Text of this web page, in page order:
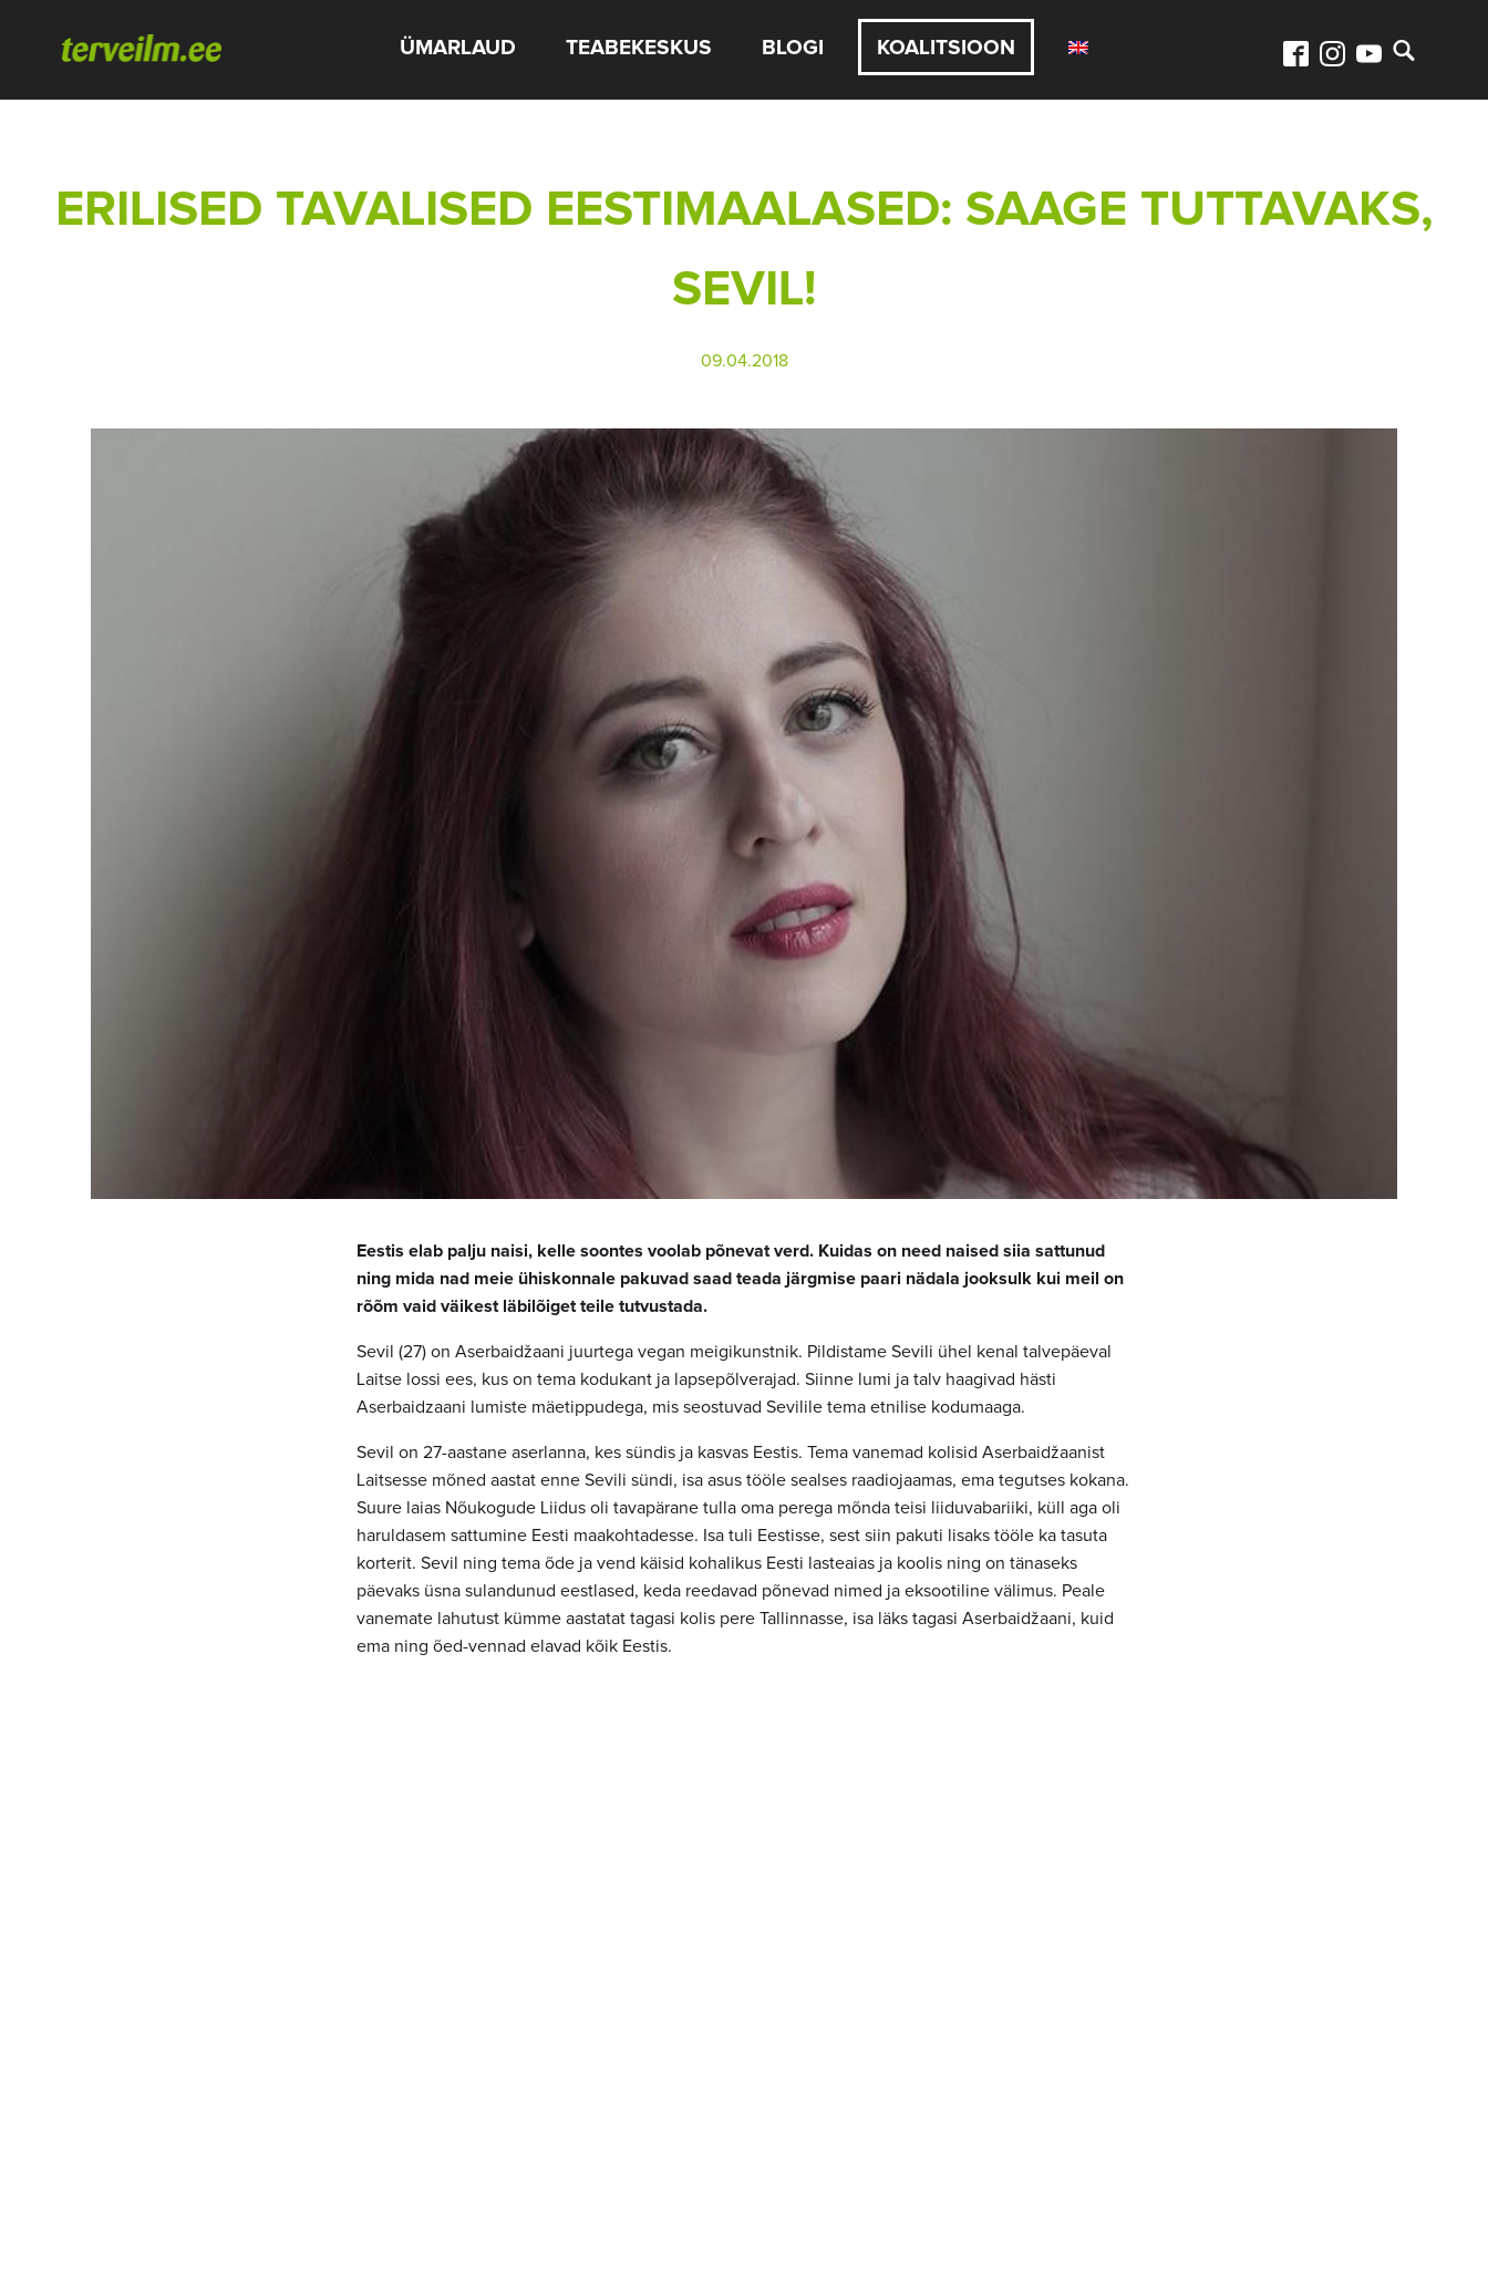
ÜMARLAUD TEABEKESKUS BLOGI KOALITSIOON
ERILISED TAVALISED EESTIMAALASED: SAAGE TUTTAVAKS,
SEVIL!
09.04.2018
Eestis elab palju naisi, kelle soontes voolab põnevat verd. Kuidas on need naised siia sattunud
ning mida nad meie ühiskonnale pakuvad saad teada järgmise paari nädala jooksulk kui meil on
rõõm vaid väikest läbilõiget teile tutvustada.
Sevil (27) on Aserbaidžaani juurtega vegan meigikunstnik. Pildistame Sevili ühel kenal talvepäeval
Laitse lossi ees, kus on tema kodukant ja lapsepõlverajad. Siinne lumi ja talv haagivad hästi
Aserbaidzaani lumiste mäetippudega, mis seostuvad Sevilile tema etnilise kodumaaga.
Sevil on 27-aastane aserlanna, kes sündis ja kasvas Eestis. Tema vanemad kolisid Aserbaidžaanist
Laitsesse mõned aastat enne Sevili sündi, isa asus tööle sealses raadiojaamas, ema tegutses kokana.
Suure laias Nõukogude Liidus oli tavapärane tulla oma perega mõnda teisi liiduvabariiki, küll aga oli
haruldasem sattumine Eesti maakohtadesse. Isa tuli Eestisse, sest siin pakuti lisaks tööle ka tasuta
korterit. Sevil ning tema õde ja vend käisid kohalikus Eesti lasteaias ja koolis ning on tänaseks
päevaks üsna sulandunud eestlased, keda reedavad põnevad nimed ja eksootiline välimus. Peale
vanemate lahutust kümme aastatat tagasi kolis pere Tallinnasse, isa läks tagasi Aserbaidžaani, kuid
ema ning õed-vennad elavad kõik Eestis.